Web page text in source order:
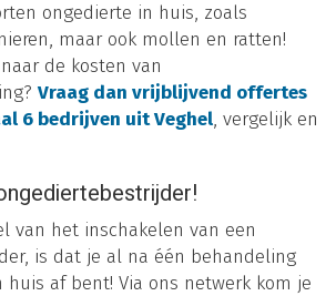
ongedierte in huis, zoals
maar ook mollen en ratten!
de kosten van
Vraag dan vrijblijvend offertes
6 bedrijven uit Veghel, vergelijk en
van het inschakelen van een
is dat je al na één behandeling
af bent! Via ons netwerk kom je